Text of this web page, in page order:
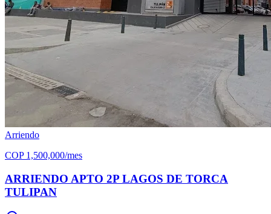
Arriendo
COP 1,500,000/mes
ARRIENDO APTO 2P LAGOS DE TORCA
TULIPAN